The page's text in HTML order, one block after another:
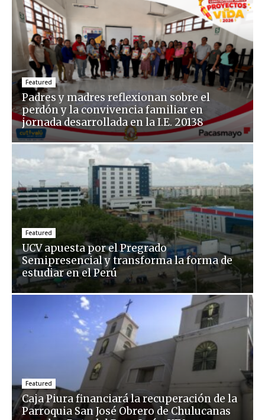
Featured
Padres y madres reflexionan sobre el
perdón y la convivencia familiar en
jornada desarrollada en la I.E. 20138
Featured
UCV apuesta por el Pregrado
Semipresencial y transforma la forma de
estudiar en el Perú
Featured
Caja Piura financiará la recuperación de la
Parroquia San José Obrero de Chulucanas